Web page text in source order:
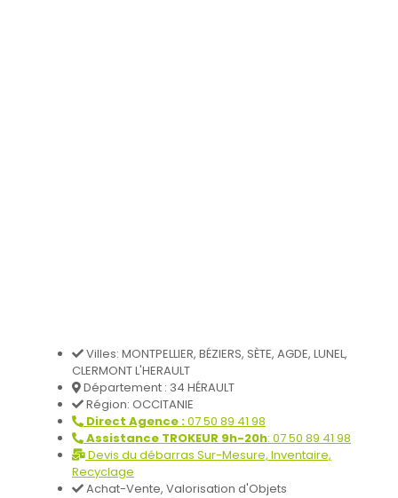
Villes: MONTPELLIER, BÉZIERS, SÈTE, AGDE, LUNEL,
CLERMONT L'HERAULT
Département : 34 HÉRAULT
Région: OCCITANIE
Direct Agence :07 50 89 41 98
Assistance TROKEUR 9h-20h: 07 50 89 41 98
Devis du débarras Sur-Mesure, Inventaire,
Recyclage
Achat-Vente, Valorisation d'Objets